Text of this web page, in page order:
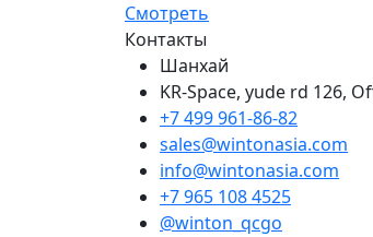
Смотреть
Контакты
Шанхай
KR-Space, yude rd 126,
+7 499 961-86-82
sales@wintonasia.com
info@wintonasia.com
+7 965 108 4525
@winton_qcgo